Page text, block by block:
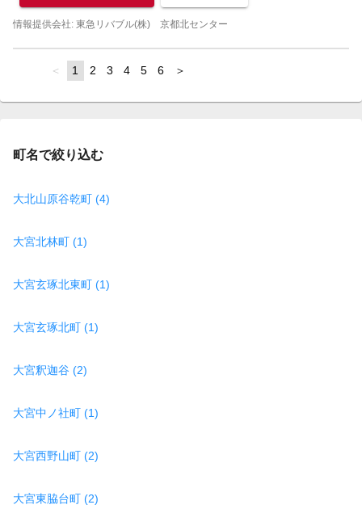
情報提供会社: 東急リバブル(株) 京都北センター
page
You're
page
1 page
2 page
3 page
4 page
5 page
6 page
町名で絞り込む
大北山原谷乾町 (4)
大宮北林町 (1)
大宮玄琢北東町 (1)
大宮玄琢北町 (1)
大宮釈迦谷 (2)
大宮中ノ社町 (1)
大宮西野山町 (2)
大宮東脇台町 (2)